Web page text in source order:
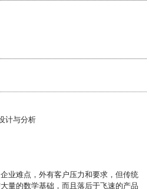
计与分析
业难点，外有客户压力和要求，但传统
量的数学基础，而且落后于飞速的产品